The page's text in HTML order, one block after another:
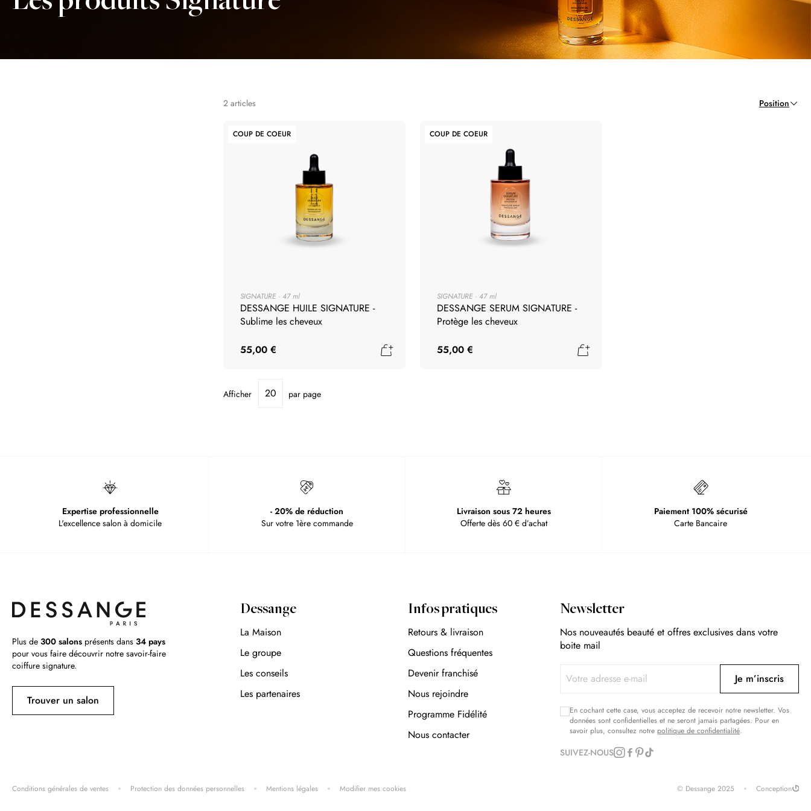
2 articles Position
COUP DE COEUR
SIGNATURE 47 ml
DESSANGE HUILE SIGNATURE -
Sublime les cheveux
55,00 € Ajouter au panier
COUP DE COEUR
SIGNATURE 47 ml
DESSANGE SERUM SIGNATURE -
Protège les cheveux
55,00 € Ajouter au panier
Afficher par page
Expertise professionnelle
L'excellence salon à domicile
- 20% de réduction
Sur votre 1ère commande
Livraison sous 72 heures
Offerte dès 60 € d’achat
Paiement 100% sécurisé
Carte Bancaire
Plus de 300 salons présents dans 34 pays
pour vous faire découvrir notre savoir-faire
coiffure signature.
Trouver un salon
Dessange
La Maison
Le groupe
Les conseils
Les partenaires
Infos pratiques
Retours & livraison
Questions fréquentes
Devenir franchisé
Nous rejoindre
Programme Fidélité
Nous contacter
Newsletter
Nos nouveautés beauté et offres exclusives dans votre
boite mail
Je m’inscris
En cochant cette case, vous acceptez de recevoir notre newsletter. Vos
données sont confidentielles et ne seront jamais partagées. Pour en
savoir plus, consultez notre politique de confidentialité.
SUIVEZ-NOUS
Conditions générales de ventes Protection des données personnelles Mentions légales Modifier mes cookies © Dessange 2025 Conception